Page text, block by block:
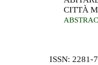
CITTÀ
ISSN: 2281-